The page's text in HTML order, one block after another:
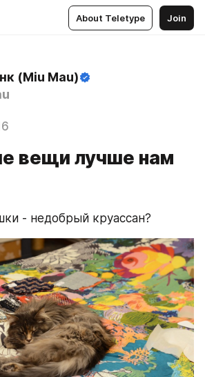
About Teletype Join
(Miu Mau)
вещи лучше нам
- недобрый круассан?